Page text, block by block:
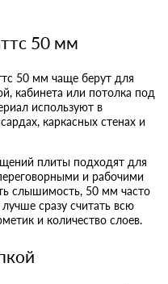
50 мм
50 мм чаще берут для
кабинета или потолка под
используют в
каркасных стенах и
плиты подходят для
и рабочими
слышимость, 50 мм часто
сразу считать всю
и количество слоев.